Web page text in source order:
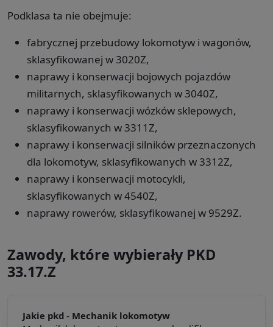
Podklasa ta nie obejmuje:
fabrycznej przebudowy lokomotyw i wagonów,
sklasyfikowanej w 3020Z,
naprawy i konserwacji bojowych pojazdów
militarnych, sklasyfikowanych w 3040Z,
naprawy i konserwacji wózków sklepowych,
sklasyfikowanych w 3311Z,
naprawy i konserwacji silników przeznaczonych
dla lokomotyw, sklasyfikowanych w 3312Z,
naprawy i konserwacji motocykli,
sklasyfikowanych w 4540Z,
naprawy rowerów, sklasyfikowanej w 9529Z.
Zawody, które wybierały PKD
33.17.Z
Jakie pkd - Mechanik lokomotyw